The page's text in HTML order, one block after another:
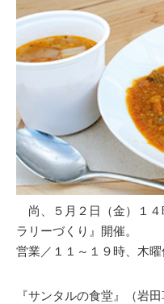
尚、５月２日（金）１４
ラリーづくり』開催。
営業／１１～１９時、木曜
『サンタルの食堂』（岩